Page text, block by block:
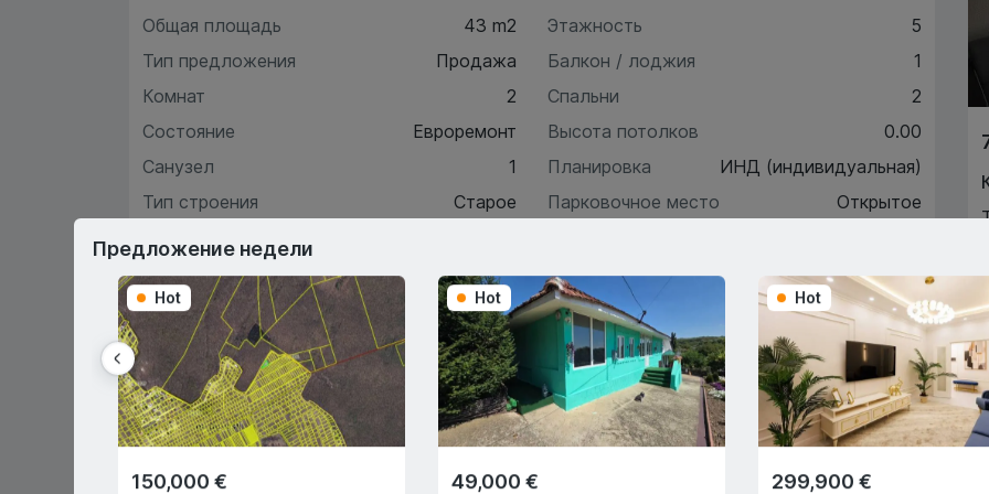
Общая площадь
43 m2
Тип предложения
Продажа
Комнат
2
Состояние
Евроремонт
Санузел
1
Тип строения
Старое
Этажность
5
Балкон / лоджия
1
Спальни
2
Высота потолков
0.00
Планировка
ИНД (индивидуальная)
Парковочное место
Открытое
Характеристики
Описание
Предложение недели
Hot
150,000 €
Hot
49,000 €
Hot
299,900 €